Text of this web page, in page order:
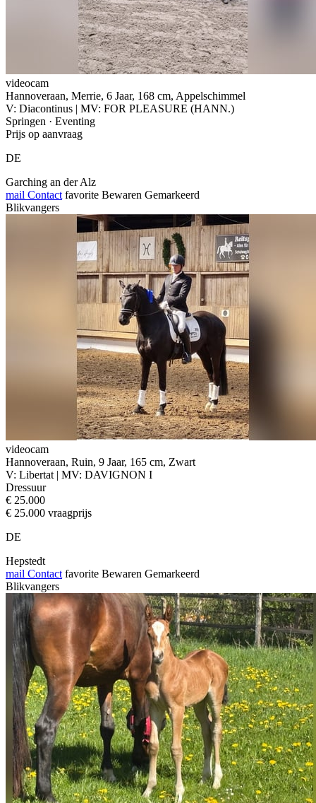
videocam
Hannoveraan, Merrie, 6 Jaar, 168 cm, Appelschimmel
V: Diacontinus | MV: FOR PLEASURE (HANN.)
Springen · Eventing
Prijs op aanvraag
DE
Garching an der Alz
mail Contact favorite Bewaren Gemarkeerd
Blikvangers
videocam
Hannoveraan, Ruin, 9 Jaar, 165 cm, Zwart
V: Libertat | MV: DAVIGNON I
Dressuur
€ 25.000
€ 25.000 vraagprijs
DE
Hepstedt
mail Contact favorite Bewaren Gemarkeerd
Blikvangers